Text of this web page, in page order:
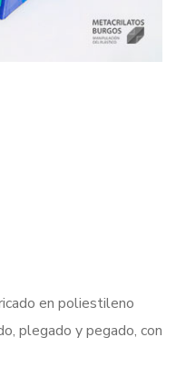
en poliestileno
plegado y pegado, con